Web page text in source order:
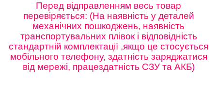
Перед відправленням весь товар
перевіряється: (На наявність у деталей
механічних пошкоджень, наявність
транспортувальних плівок і відповідність
стандартній комплектації ,якщо це стосується
мобільного телефону, здатність заряджатися
від мережі, працездатність СЗУ та АКБ)